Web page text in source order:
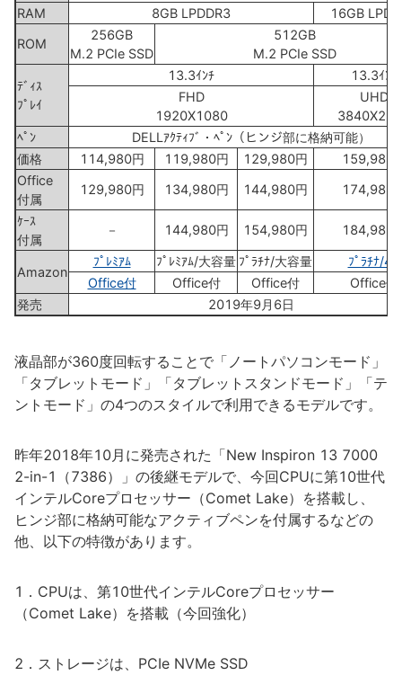
RAM
8GB LPDDR3
16GB
ROM
256GB
M.2 PCIe SSD
512GB
M.2 PCIe SSD
ﾃﾞｨｽ
ﾌﾟﾚｲ
13.3ｲﾝﾁ
13.3ｲﾝﾁ
FHD
1920X1080
UHD
ﾍﾟﾝ
DELLｱｸﾃｨﾌﾞ・ﾍﾟﾝ（ヒンジ部に格納可能）
価格
114,980円 119,980円 129,980円
159,980
Office
付属
129,980円 134,980円 144,980円 174,980
ｹｰｽ
付属
－ 144,980円 154,980円 184,980
Amazon
ﾌﾟﾚﾐｱﾑ ﾌﾟﾚﾐｱﾑ/大容量 ﾌﾟﾗﾁﾅ/大容量
ﾌﾟﾗﾁﾅ/4K
Office付
Office付 Office付
Office付
発売
2019年9月6日
液晶部が360度回転することで「ノートパソコンモード」
「タブレットモード」「タブレットスタンドモード」「テ
ントモード」の4つのスタイルで利用できるモデルです。
昨年2018年10月に発売された「New Inspiron 13 7000
2-in-1（7386）」の後継モデルで、今回CPUに第10世代
インテルCoreプロセッサー（Comet Lake）を搭載し、
ヒンジ部に格納可能なアクティブペンを付属するなどの
他、以下の特徴があります。
1．CPUは、第10世代インテルCoreプロセッサー
（Comet Lake）を搭載（今回強化）
2．ストレージは、PCIe NVMe SSD